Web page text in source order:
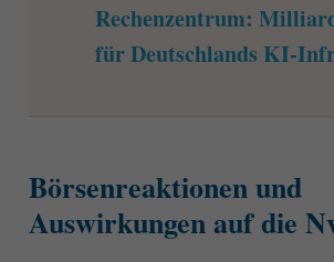
Rechenzentrum:
für Deutschlands KI-
Börsenreaktionen und
Auswirkungen auf die